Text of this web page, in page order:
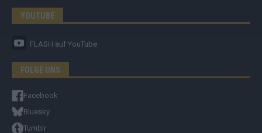
YOUTUBE
FLASH auf YouTube
FOLGE UNS
Facebook
Bluesky
Tumblr